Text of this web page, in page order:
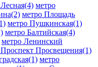
метро
метро Площадь
метро Пушкинская(1)
метро Балтийская(4)
метро Ленинский
Просвещения(1)
метро